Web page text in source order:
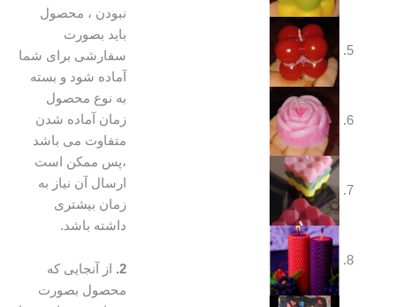
نبودن ، محصول
باید بصورت
سفارشی برای شما
آماده شود و بسته
به نوع محصول
زمان آماده شدن
متفاوت می باشد
،پس ممکن است
ارسال آن نیاز به
زمان بیشتری
داشته باشد.
از آنجایی که
محصول بصورت